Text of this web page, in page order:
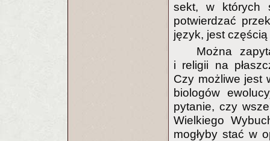
sekt, w których
potwierdzać
język, jest
Można
i religii na
Czy możliwe jest
biologów
pytanie, czy
Wielkiego
mogłyby stać w